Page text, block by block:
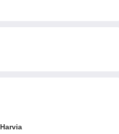
Harvia